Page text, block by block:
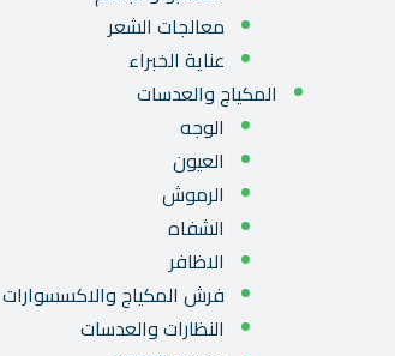
معالجات الشعر
عناية الخبراء
المكياج والعدسات
الوجه
العيون
الرموش
الشفاه
الاظافر
فرش المكياج والاكسسوارات
النظارات والعدسات